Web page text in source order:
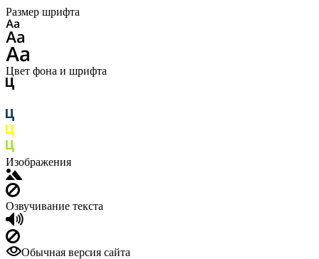
Размер шрифта
Цвет фона и шрифта
Изображения
Озвучивание текста
Обычная версия сайта